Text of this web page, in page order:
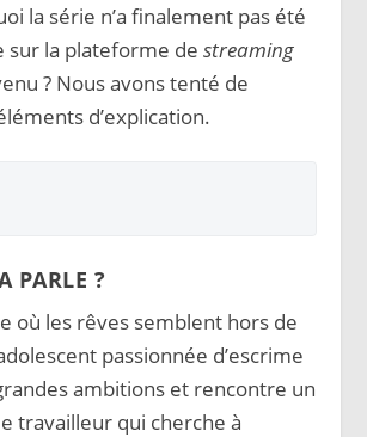
la série n’a finalement pas été
sur la plateforme destreaming
? Nous avons tenté de
d’explication.
PARLE ?
où les rêves semblent hors de
passionnée d’escrime
ambitions et rencontre un
travailleur qui cherche à